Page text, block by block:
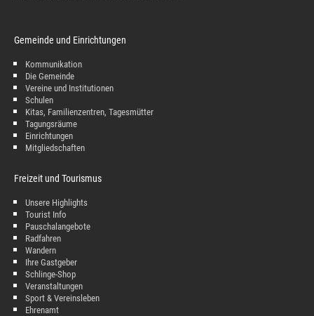
Gemeinde und Einrichtungen
Kommunikation
Die Gemeinde
Vereine und Institutionen
Schulen
Kitas, Familienzentren, Tagesmütter
Tagungsräume
Einrichtungen
Mitgliedschaften
Freizeit und Tourismus
Unsere Highlights
Tourist Info
Pauschalangebote
Radfahren
Wandern
Ihre Gastgeber
Schlinge-Shop
Veranstaltungen
Sport & Vereinsleben
Ehrenamt